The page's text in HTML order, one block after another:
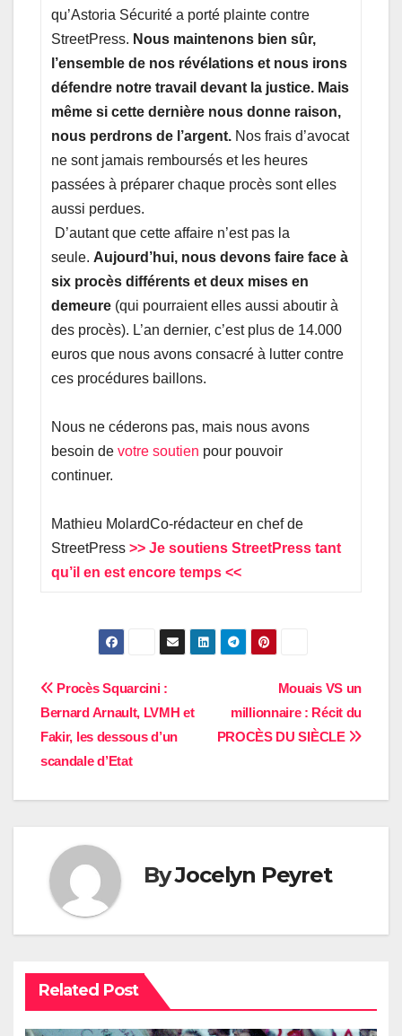
qu’Astoria Sécurité a porté plainte contre
StreetPress. Nous maintenons bien sûr,
l’ensemble de nos révélations et nous irons
défendre notre travail devant la justice. Mais
même si cette dernière nous donne raison,
nous perdrons de l’argent. Nos frais d’avocat
ne sont jamais remboursés et les heures
passées à préparer chaque procès sont elles
aussi perdues.
D’autant que cette affaire n’est pas la
seule.Aujourd’hui, nous devons faire face à
six procès différents et deux mises en
demeure (qui pourraient elles aussi aboutir à
des procès). L’an dernier, c’est plus de 14.000
euros que nous avons consacré à lutter contre
ces procédures baillons.
Nous ne céderons pas, mais nous avons
besoin devotre soutien pour pouvoir
continuer.
Mathieu MolardCo-rédacteur en chef de
StreetPress>> Je soutiens StreetPress tant
qu’il en est encore temps <<
Navigation
de
l’article
Mouais VS un
millionnaire : Récit du
PROCÈS DU SIÈCLE
Procès Squarcini :
Bernard Arnault, LVMH et
Fakir, les dessous d’un
scandale d’Etat
ByJocelyn Peyret
Related Post